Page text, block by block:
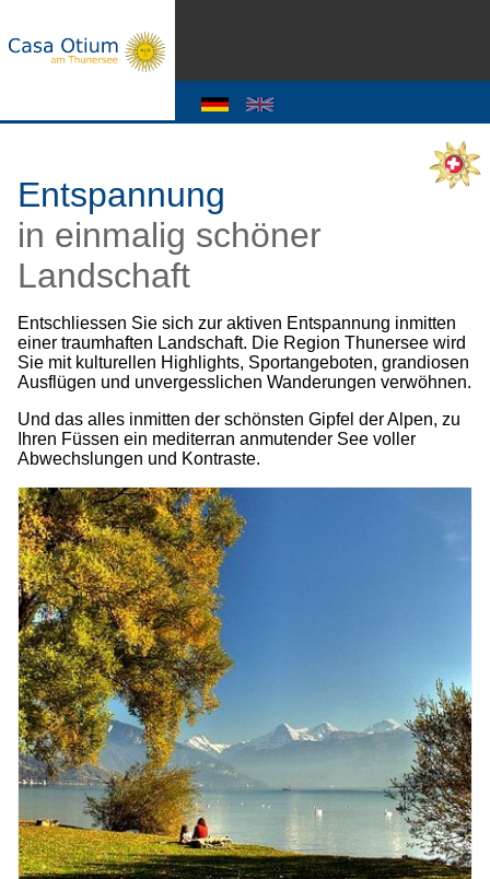
Entspannung
in einmalig schöner
Landschaft
Entschliessen Sie sich zur aktiven Entspannung inmitten
einer traumhaften Landschaft. Die Region Thunersee wird
Sie mit kulturellen Highlights, Sportangeboten, grandiosen
Ausflügen und unvergesslichen Wanderungen verwöhnen.
Und das alles inmitten der schönsten Gipfel der Alpen, zu
Ihren Füssen ein mediterran anmutender See voller
Abwechslungen und Kontraste.